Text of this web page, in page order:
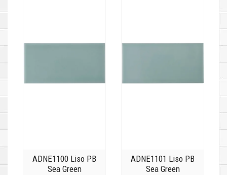
ADNE1100 Liso PB
Sea Green
ADNE1101 Liso PB
Sea Green